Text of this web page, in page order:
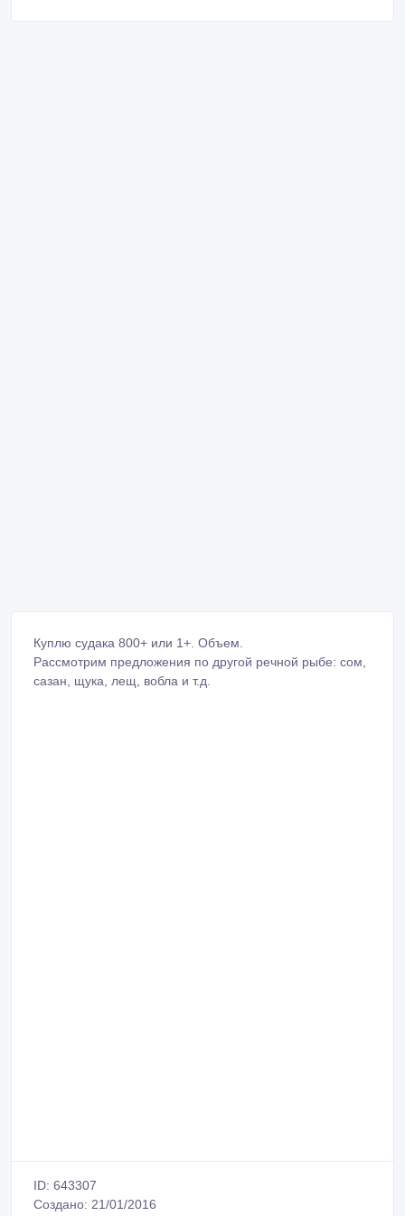
Куплю судака 800+ или 1+. Объем.
Рассмотрим предложения по другой речной рыбе: сом,
сазан, щука, лещ, вобла и т.д.
ID: 643307
Создано: 21/01/2016